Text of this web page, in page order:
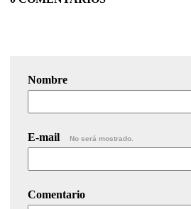
Nombre
E-mail No será mostrado.
Comentario